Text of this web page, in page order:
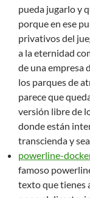
pueda jugarlo y
porque en ese
privativos del
a la eternidad
de una empresa
los parques de
parece que
versión libre de
donde están
transcienda y
powerline-
famoso
texto que tienes